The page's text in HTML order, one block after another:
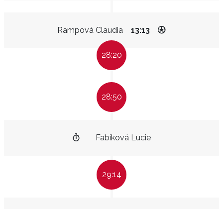
Rampová Claudia 13:13
28:20
28:50
Fabíková Lucie
29:14